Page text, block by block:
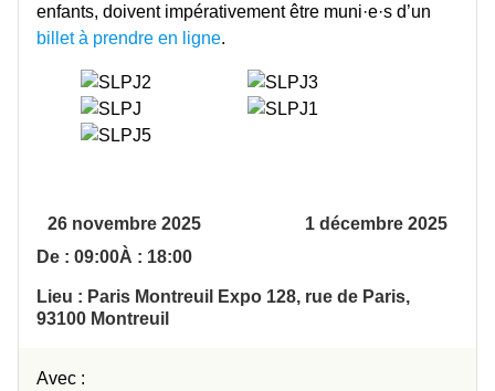
enfants, doivent impérativement être muni·e·s d’un
billet à prendre en ligne.
26 novembre 2025
1 décembre 2025
De : 09:00À : 18:00
Lieu : Paris Montreuil Expo 128, rue de Paris,
93100 Montreuil
Avec :